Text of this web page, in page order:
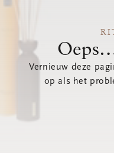
Vernieuw deze
op als het